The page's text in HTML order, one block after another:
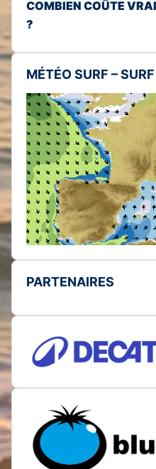
COMBIEN COÛTE
?
MÉTÉO SURF –
PARTENAIRES